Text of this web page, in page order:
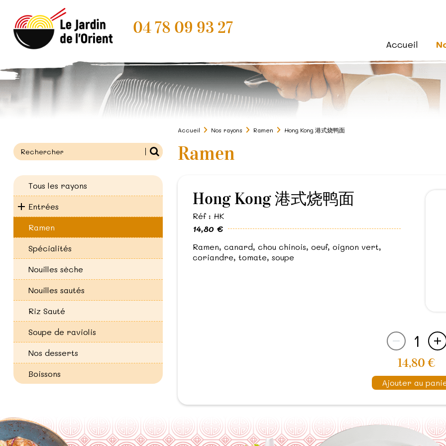
04 78 09 93 27
Accueil
Accueil Nos rayons Ramen Hong Kong 港式烧鸭面
Tous les rayons
Entrées
Ramen
Spécialités
Nouilles sèche
Nouilles sautés
Riz Sauté
Soupe de raviolis
Nos desserts
Boissons
Ramen
Hong Kong 港式烧鸭面
Réf : HK
14,80 €
Ramen, canard, chou chinois, oeuf, oignon vert,
coriandre, tomate, soupe
1
14,80 €
Ajouter au